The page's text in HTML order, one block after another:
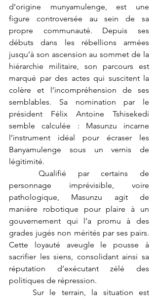
d’origine munyamulenge, est une
figure controversée au sein de sa
propre communauté. Depuis ses
débuts dans les rébellions armées
jusqu’à son ascension au sommet de la
hiérarchie militaire, son parcours est
marqué par des actes qui suscitent la
colère et l’incompréhension de ses
semblables. Sa nomination par le
président Félix Antoine Tshisekedi
semble calculée : Masunzu incarne
l’instrument idéal pour écraser les
Banyamulenge sous un vernis de
légitimité.
personnage imprévisible, voire
pathologique, Masunzu agit de
manière robotique pour plaire à un
gouvernement qui l’a promu à des
grades jugés non mérités par ses pairs.
Cette loyauté aveugle le pousse à
sacrifier les siens, consolidant ainsi sa
réputation d’exécutant zélé des
politiques de répression.